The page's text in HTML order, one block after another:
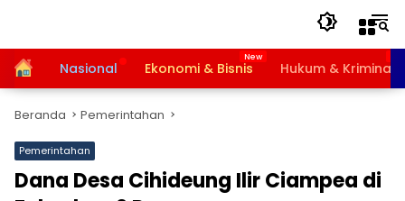
HomeNasional Ekonomi & Bisnis Hukum & Kriminal
Beranda Pemerintahan
Pemerintahan
Dana Desa Cihideung Ilir Ciampea di